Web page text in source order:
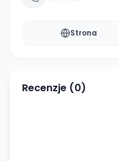
Strona
Recenzje (0)